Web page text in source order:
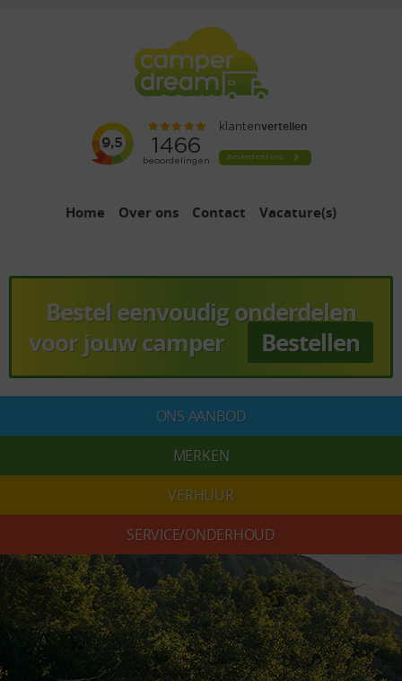
Home Over ons Contact Vacature(s)
Bestel eenvoudig onderdelen
voor jouw camper
Bestellen
ONS AANBOD
MERKEN
VERHUUR
SERVICE/ONDERHOUD